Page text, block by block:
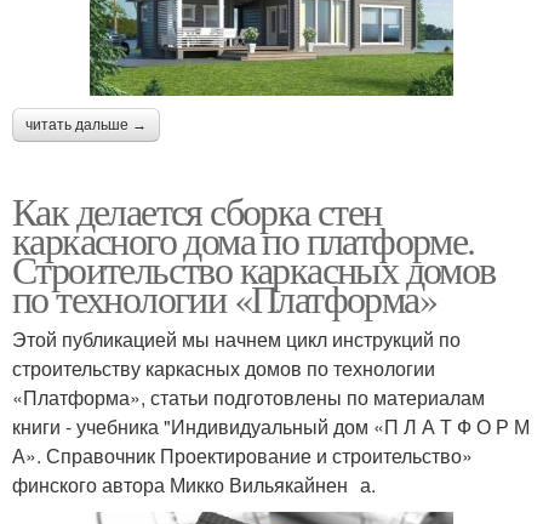
читать дальше →
Как делается сборка стен
каркасного дома по платформе.
Строительство каркасных домов
по технологии «Платформа»
Этой публикацией мы начнем цикл инструкций по
строительству каркасных домов по технологии
«Платформа», статьи подготовлены по материалам
книги - учебника "Индивидуальный дом «П Л А Т Ф О Р М
А». Справочник Проектирование и строительство»
финского автора Микко Вильякайнен а.